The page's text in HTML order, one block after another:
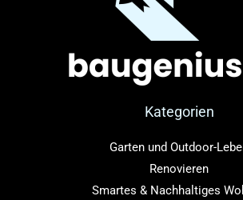
Kategorien
Garten und Outdoor-
Renovieren
Smartes & Nachhaltiges